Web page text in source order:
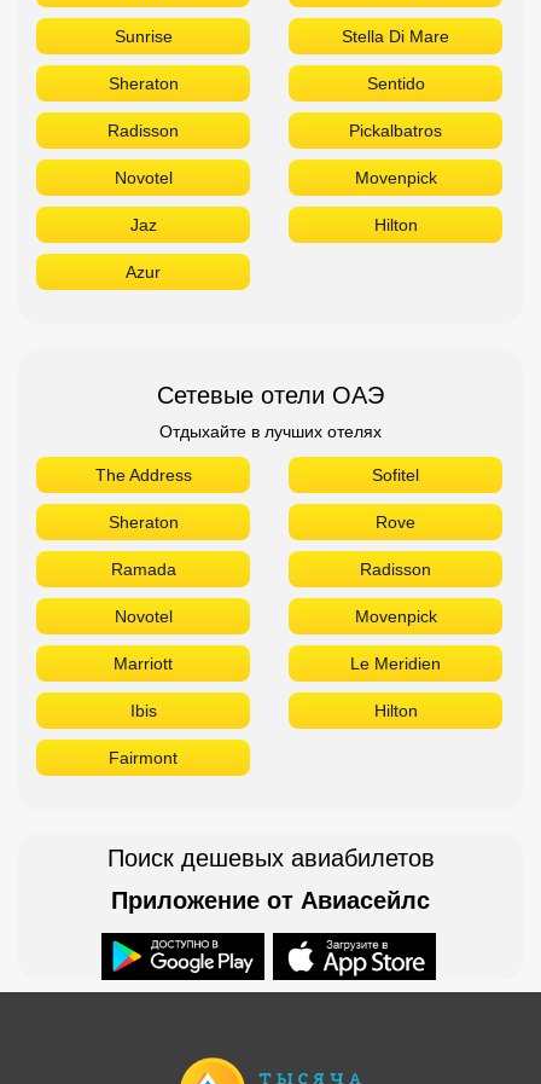
Sunrise Stella Di Mare
Sheraton Sentido
Radisson Pickalbatros
Novotel Movenpick
Jaz Hilton
Azur
Сетевые отели ОАЭ
Отдыхайте в лучших отелях
The Address Sofitel
Sheraton Rove
Ramada Radisson
Novotel Movenpick
Marriott Le Meridien
Ibis Hilton
Fairmont
Поиск дешевых авиабилетов
Приложение от Авиасейлс